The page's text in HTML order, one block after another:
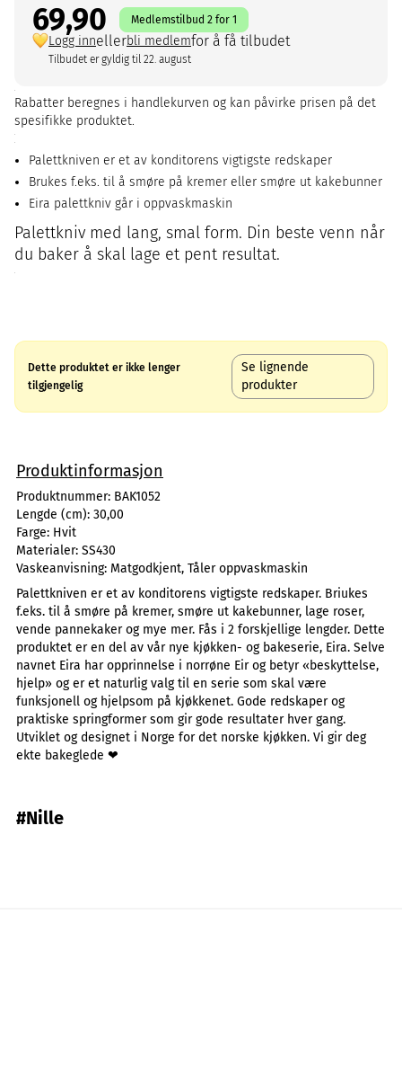
69,90 Medlemstilbud 2 for 1
Logg innellerbli medlemfor å få tilbudet
Tilbudet er gyldig til 22. august
Rabatter beregnes i handlekurven og kan påvirke prisen på det
spesifikke produktet.
Palettkniven er et av konditorens vigtigste redskaper
Brukes f.eks. til å smøre på kremer eller smøre ut kakebunner
Eira palettkniv går i oppvaskmaskin
Palettkniv med lang, smal form. Din beste venn når
du baker å skal lage et pent resultat.
Dette produktet er ikke lenger
tilgjengelig
Se lignende
produkter
Produktinformasjon
Produktnummer: BAK1052
Lengde (cm): 30,00
Farge: Hvit
Materialer: SS430
Vaskeanvisning: Matgodkjent, Tåler oppvaskmaskin
Palettkniven er et av konditorens vigtigste redskaper. Briukes
f.eks. til å smøre på kremer, smøre ut kakebunner, lage roser,
vende pannekaker og mye mer. Fås i 2 forskjellige lengder. Dette
produktet er en del av vår nye kjøkken- og bakeserie, Eira. Selve
navnet Eira har opprinnelse i norrøne Eir og betyr «beskyttelse,
hjelp» og er et naturlig valg til en serie som skal være
funksjonell og hjelpsom på kjøkkenet. Gode redskaper og
praktiske springformer som gir gode resultater hver gang.
Utviklet og designet i Norge for det norske kjøkken. Vi gir deg
ekte bakeglede ❤
#Nille